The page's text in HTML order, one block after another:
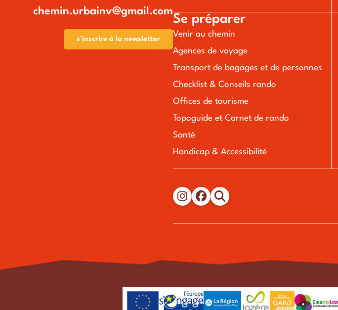
chemin.urbainv@gmail.com
s'inscrire à la newsletter
Se préparer
Venir au chemin
Agences de voyage
Transport de bagages et de personnes
Checklist & Conseils rando
Offices de tourisme
Topoguide et Carnet de rando
Santé
Handicap & Accessibilité